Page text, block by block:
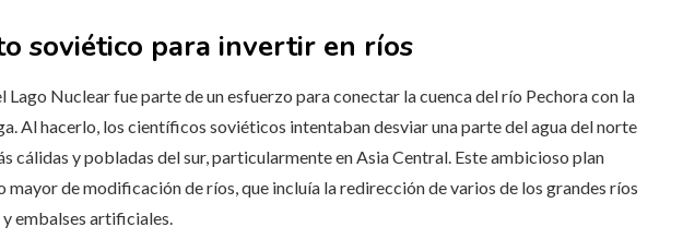
soviético para invertir en ríos
Nuclear fue parte de un esfuerzo para conectar la cuenca del río Pechora con la
Al hacerlo, los científicos soviéticos intentaban desviar una parte del agua del norte
cálidas y pobladas del sur, particularmente en Asia Central. Este ambicioso plan
de modificación de ríos, que incluía la redirección de varios de los grandes ríos
y embalses artificiales.